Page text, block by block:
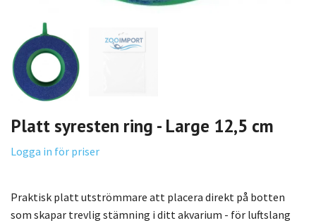
Platt syresten ring - Large 12,5 cm
Logga in för priser
Praktisk platt utströmmare att placera direkt på botten
som skapar trevlig stämning i ditt akvarium - för luftslang